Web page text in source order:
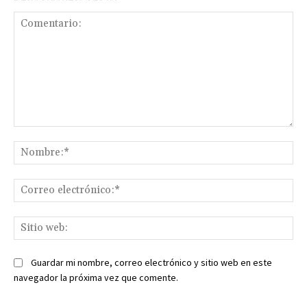
Guardar mi nombre, correo electrónico y sitio web en este
navegador la próxima vez que comente.